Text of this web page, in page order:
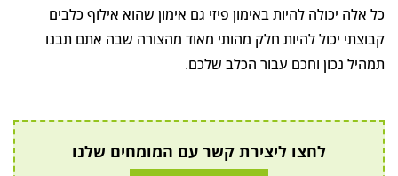
כל אלה יכולה להיות באימון פיזי גם אימון שהוא אילוף כלבים
קבוצתי יכול להיות חלק מהותי מאוד מהצורה שבה אתם תבנו
תמהיל נכון וחכם עבור הכלב שלכם.
לחצו ליצירת קשר עם המומחים שלנו